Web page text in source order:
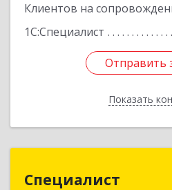
Клиентов на
1С:Специалист
Отправить
Показать
Отправить
Назад
Специалист